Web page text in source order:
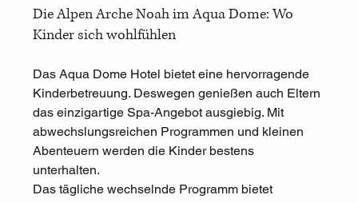
Die Alpen Arche Noah im Aqua Dome: Wo
Kinder sich wohlfühlen
Das Aqua Dome Hotel bietet eine hervorragende
Kinderbetreuung. Deswegen genießen auch Eltern
das einzigartige Spa-Angebot ausgiebig. Mit
abwechslungsreichen Programmen und kleinen
Abenteuern werden die Kinder bestens
unterhalten.
Das tägliche wechselnde Programm bietet